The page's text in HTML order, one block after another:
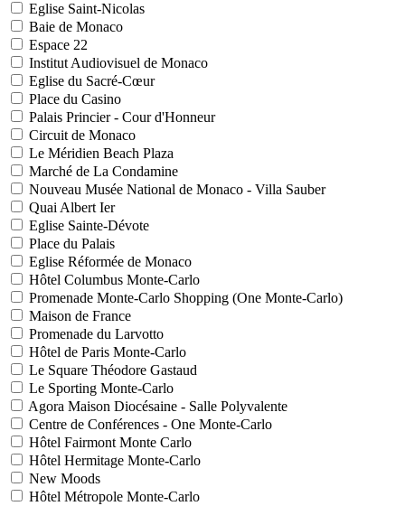
Eglise Saint-Nicolas
Baie de Monaco
Espace 22
Institut Audiovisuel de Monaco
Eglise du Sacré-Cœur
Place du Casino
Palais Princier - Cour d'Honneur
Circuit de Monaco
Le Méridien Beach Plaza
Marché de La Condamine
Nouveau Musée National de Monaco - Villa Sauber
Quai Albert Ier
Eglise Sainte-Dévote
Place du Palais
Eglise Réformée de Monaco
Hôtel Columbus Monte-Carlo
Promenade Monte-Carlo Shopping (One Monte-Carlo)
Maison de France
Promenade du Larvotto
Hôtel de Paris Monte-Carlo
Le Square Théodore Gastaud
Le Sporting Monte-Carlo
Agora Maison Diocésaine - Salle Polyvalente
Centre de Conférences - One Monte-Carlo
Hôtel Fairmont Monte Carlo
Hôtel Hermitage Monte-Carlo
New Moods
Hôtel Métropole Monte-Carlo